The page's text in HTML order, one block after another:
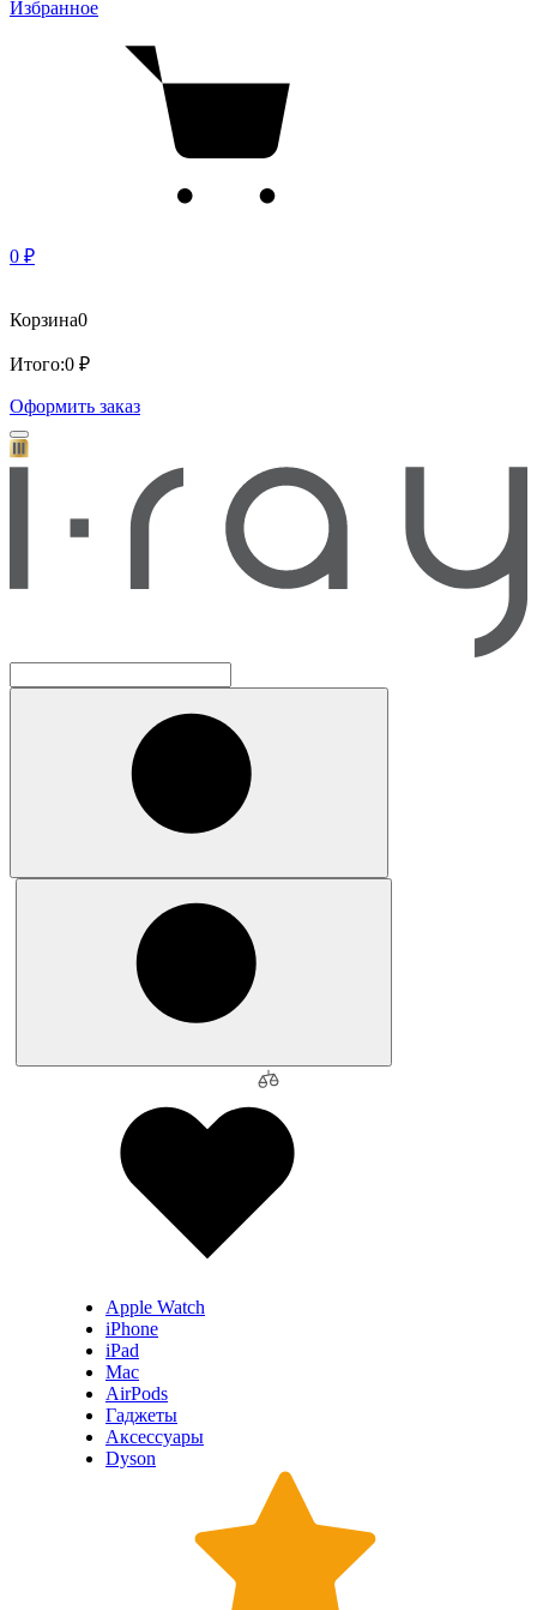
Избранное
0 ₽
Корзина0
Итого:0 ₽
Оформить заказ
Apple Watch
iPhone
iPad
Mac
AirPods
Гаджеты
Аксессуары
Dyson